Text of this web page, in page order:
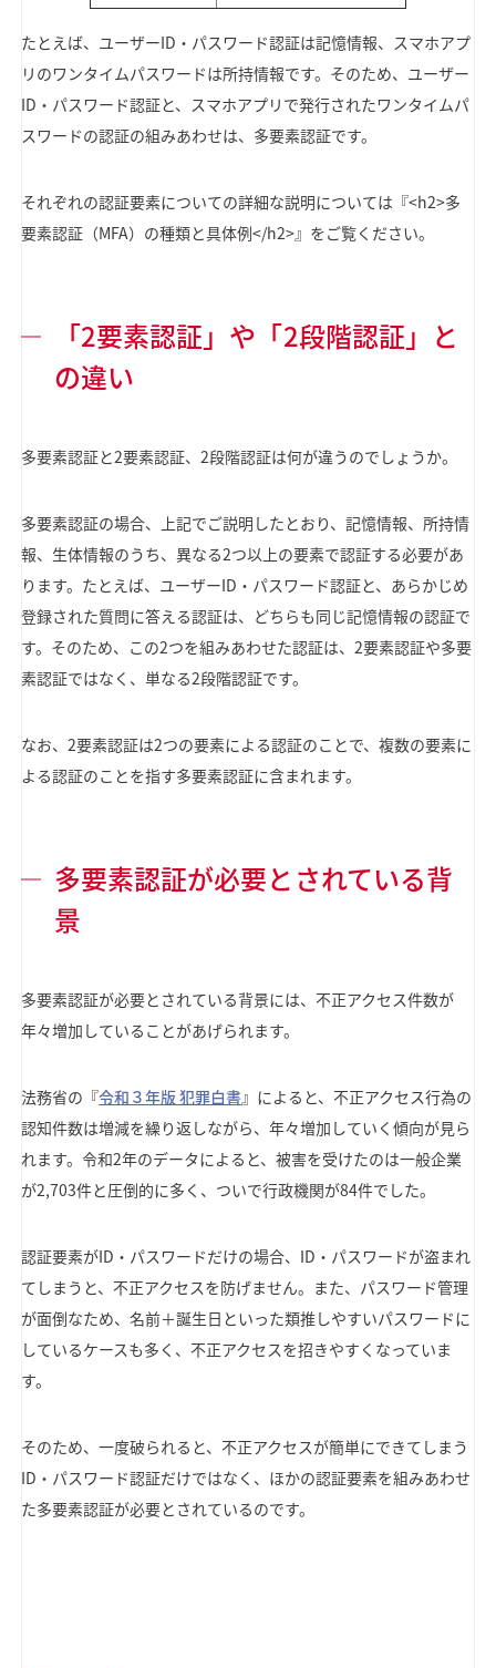
たとえば、ユーザーID・パスワード認証は記憶情報、スマホアプ
リのワンタイムパスワードは所持情報です。そのため、ユーザー
ID・パスワード認証と、スマホアプリで発行されたワンタイムパ
スワードの認証の組みあわせは、多要素認証です。
それぞれの認証要素についての詳細な説明については『<h2>多
要素認証（MFA）の種類と具体例</h2>』をご覧ください。
「2要素認証」や「2段階認証」と
の違い
多要素認証と2要素認証、2段階認証は何が違うのでしょうか。
多要素認証の場合、上記でご説明したとおり、記憶情報、所持情
報、生体情報のうち、異なる2つ以上の要素で認証する必要があ
ります。たとえば、ユーザーID・パスワード認証と、あらかじめ
登録された質問に答える認証は、どちらも同じ記憶情報の認証で
す。そのため、この2つを組みあわせた認証は、2要素認証や多要
素認証ではなく、単なる2段階認証です。
なお、2要素認証は2つの要素による認証のことで、複数の要素に
よる認証のことを指す多要素認証に含まれます。
多要素認証が必要とされている背
景
多要素認証が必要とされている背景には、不正アクセス件数が
年々増加していることがあげられます。
法務省の『令和３年版 犯罪白書』によると、不正アクセス行為の
認知件数は増減を繰り返しながら、年々増加していく傾向が見ら
れます。令和2年のデータによると、被害を受けたのは一般企業
が2,703件と圧倒的に多く、ついで行政機関が84件でした。
認証要素がID・パスワードだけの場合、ID・パスワードが盗まれ
てしまうと、不正アクセスを防げません。また、パスワード管理
が面倒なため、名前＋誕生日といった類推しやすいパスワードに
しているケースも多く、不正アクセスを招きやすくなっていま
す。
そのため、一度破られると、不正アクセスが簡単にできてしまう
ID・パスワード認証だけではなく、ほかの認証要素を組みあわせ
た多要素認証が必要とされているのです。